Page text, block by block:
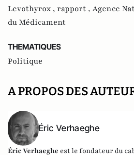
Levothyrox , rapport , Agence
du Médicament
THEMATIQUES
Politique
A PROPOS DES
Éric Verhaeghe
Éric Verhaeghe est le fondateur du